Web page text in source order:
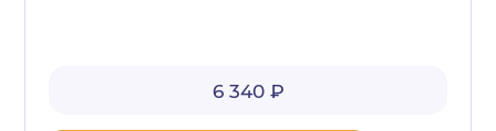
6 340 ₽